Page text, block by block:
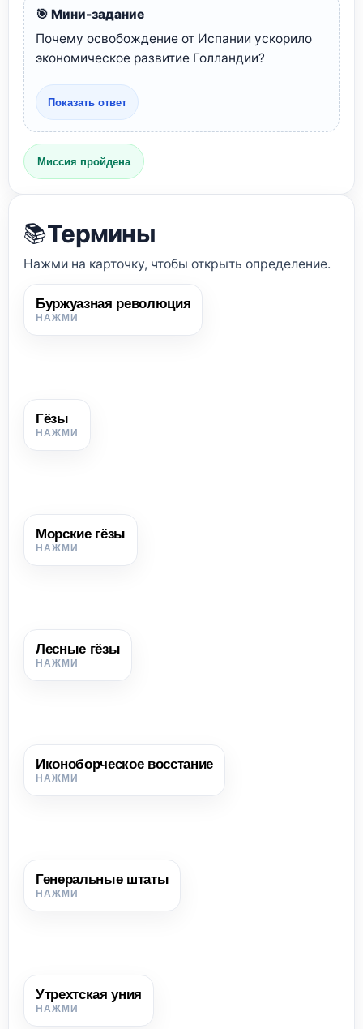
🎯 Мини-задание
Почему освобождение от Испании ускорило
экономическое развитие Голландии?
Показать ответ
Миссия пройдена
📚Термины
Нажми на карточку, чтобы открыть определение.
Буржуазная революция
Революция, в результате которой уничтожаются
развития капиталистического хозяйства и власти
Гёзы
Участники борьбы Нидерландов против испанского
Морские гёзы
Нидерландские повстанцы, действовавшие на море на
Лесные гёзы
Партизанские отряды, действовавшие на суше против
Иконоборческое восстаниеИконоборческое восстание
Выступление 1566 г., участники которого громили
Генеральные штаты
Утрехтская уния
Союз семи северных провинций, заключённый в 1579 г.